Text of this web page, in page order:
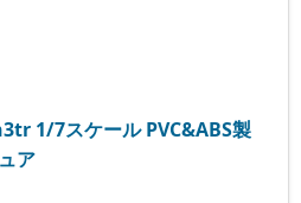
1/7スケール PVC&ABS製
ア